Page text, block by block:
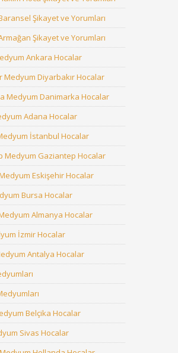
Şikayet ve Yorumları
Şikayet ve Yorumları
Ankara Hocalar
Medyum Diyarbakır Hocalar
Medyum Danimarka Hocalar
Adana Hocalar
İstanbul Hocalar
Medyum Gaziantep Hocalar
Eskişehir Hocalar
Bursa Hocalar
Almanya Hocalar
İzmir Hocalar
Antalya Hocalar
Belçika Hocalar
Sivas Hocalar